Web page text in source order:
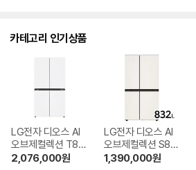
카테고리 인기상품
LG전자 디오스 AI
오브제컬렉션 T87
6MQQ1H1
2,076,000원
LG전자 디오스 AI
오브제컬렉션 S83
6MEE022
1,390,000원